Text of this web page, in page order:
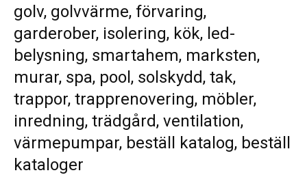
golv, golvvärme, förvaring,
garderober, isolering, kök, led-
belysning, smartahem, marksten,
murar, spa, pool, solskydd, tak,
trappor, trapprenovering, möbler,
inredning, trädgård, ventilation,
värmepumpar, beställ katalog, beställ
kataloger